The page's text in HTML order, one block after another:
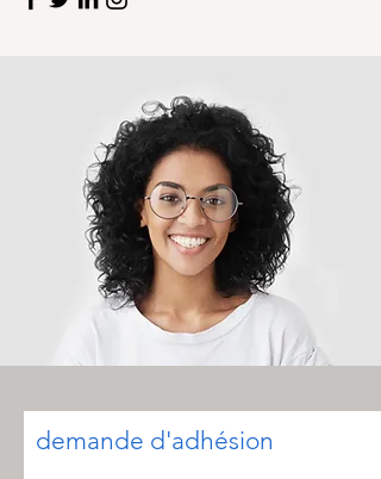
demande d'adhésion